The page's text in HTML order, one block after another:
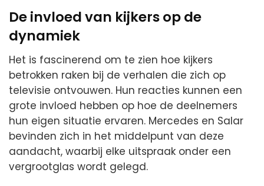
De invloed van kijkers op de
dynamiek
Het is fascinerend om te zien hoe kijkers
betrokken raken bij de verhalen die zich op
televisie ontvouwen. Hun reacties kunnen een
grote invloed hebben op hoe de deelnemers
hun eigen situatie ervaren. Mercedes en Salar
bevinden zich in het middelpunt van deze
aandacht, waarbij elke uitspraak onder een
vergrootglas wordt gelegd.